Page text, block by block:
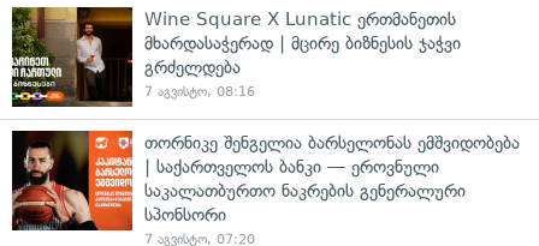
Wine Square X Lunatic ერთმანეთის
მხარდასაჭერად | მცირე ბიზნესის ჯაჭვი
გრძელდება
7 აგვისტო, 08:16
თორნიკე შენგელია ბარსელონას ემშვიდობება
| საქართველოს ბანკი — ეროვნული
საკალათბურთო ნაკრების გენერალური
სპონსორი
7 აგვისტო, 07:20